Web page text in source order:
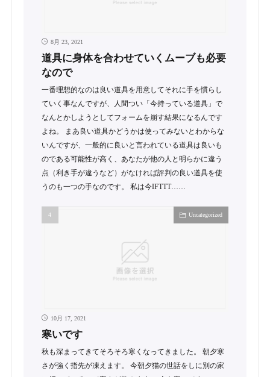
8月 23, 2021
道具に身体を合わせていくムーブも必要
なので
一番理想的なのは良い道具を用意してそれに手を慣らし
ていく事なんですが、人間つい「今持っている道具」で
なんとかしようとしてフォームを崩す結果になるんです
よね。 まあ良い道具かどうかは使ってみないとわからな
いんですが、一般的に良いと言われている道具は良いも
のである可能性が高く、あなたが他の人と明らかに違う
点（利き手が違うなど）がなければ評判の良い道具を使
うのも一つの手なのです。 私は今IFTTT……
Uncategorized
10月 17, 2021
寒いです
秋も深まってきてそろそろ寒くなってきました。 朝夕寒
さが強く指先が凍えます。 今朝夕猫の世話をしに別の家